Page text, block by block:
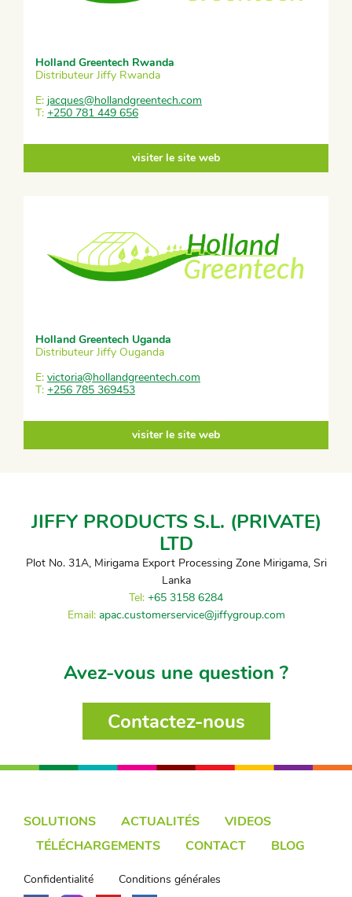
Holland Greentech Rwanda
Distributeur Jiffy Rwanda
E: jacques@hollandgreentech.com
T: +250 781 449 656
visiter le site web
Holland Greentech Uganda
Distributeur Jiffy Ouganda
E: victoria@hollandgreentech.com
T: +256 785 369453
visiter le site web
JIFFY PRODUCTS S.L. (PRIVATE)
LTD
Plot No. 31A, Mirigama Export Processing Zone Mirigama, Sri
Lanka
Tel: +65 3158 6284
Email: apac.customerservice@jiffygroup.com
Avez-vous une question ?
Contactez-nous
SOLUTIONS ACTUALITÉS
VIDEOS
TÉLÉCHARGEMENTS
CONTACT BLOG
Confidentialité Conditions générales